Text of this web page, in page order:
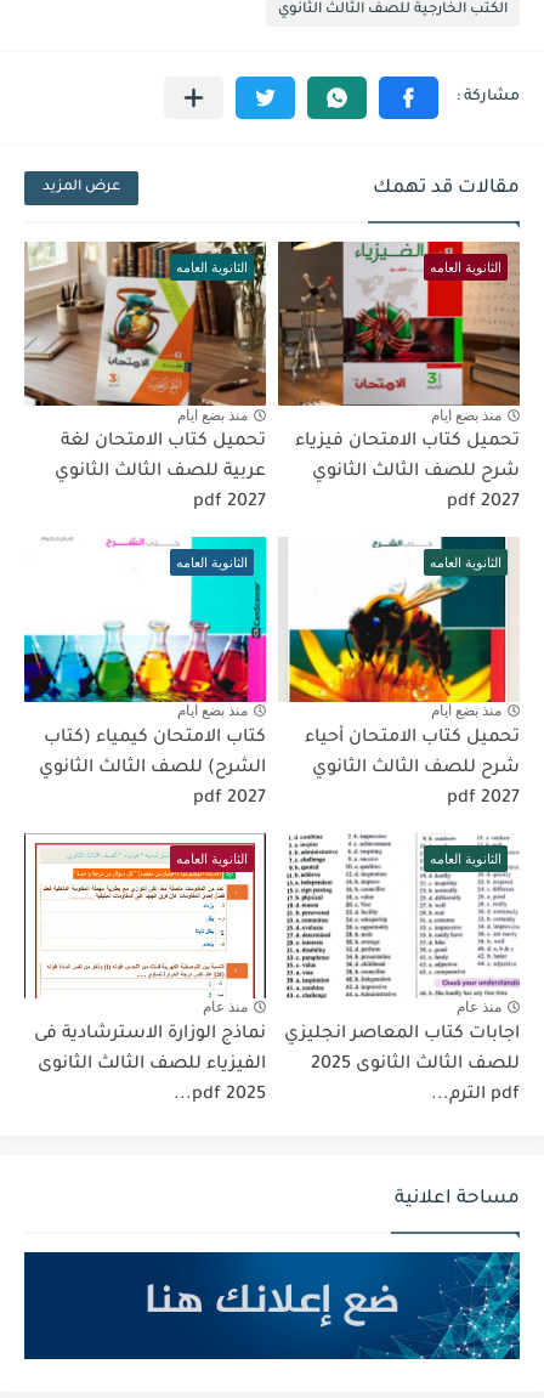
الكتب الخارجية للصف الثالث الثانوي
مقالات قد تهمك عرض المزيد
الثانوية العامه
منذ بضع ايام
تحميل كتاب الامتحان فيزياء
شرح للصف الثالث الثانوي
2027 pdf
الثانوية العامه
منذ بضع ايام
تحميل كتاب الامتحان لغة
عربية للصف الثالث الثانوي
2027 pdf
الثانوية العامه
منذ بضع ايام
تحميل كتاب الامتحان أحياء
شرح للصف الثالث الثانوي
2027 pdf
الثانوية العامه
منذ بضع ايام
كتاب الامتحان كيمياء (كتاب
الشرح) للصف الثالث الثانوي
pdf 2027
الثانوية العامه
منذ عام
اجابات كتاب المعاصر انجليزي
للصف الثالث الثانوى 2025
pdf الترم...
الثانوية العامه
منذ عام
نماذج الوزارة الاسترشادية فى
الفيزياء للصف الثالث الثانوى
2025 pdf...
مساحة اعلانية